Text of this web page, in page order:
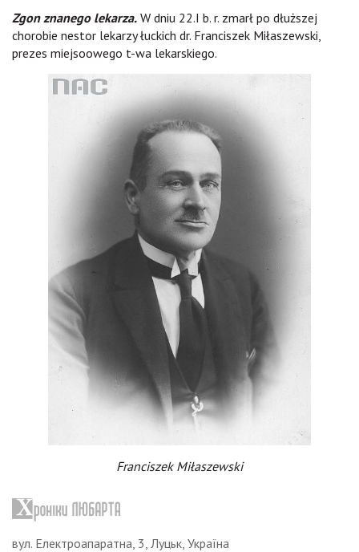
Zgon znanego lekarza. W dniu 22.I b. r. zmarł po dłuższej
chorobie nestor lekarzy łuckich dr. Franciszek Miłaszewski,
prezes miejsoowego t-wa lekarskiego.
Franciszek Miłaszewski
вул. Електроапаратна, 3, Луцьк, Україна